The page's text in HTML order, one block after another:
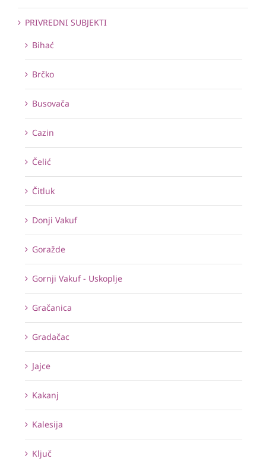
PRIVREDNI SUBJEKTI
Bihać
Brčko
Busovača
Cazin
Čelić
Čitluk
Donji Vakuf
Goražde
Gornji Vakuf - Uskoplje
Gračanica
Gradačac
Jajce
Kakanj
Kalesija
Ključ